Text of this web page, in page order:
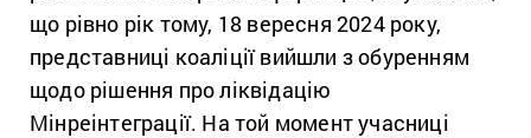
що рівно рік тому, 18 вересня 2024 року,
представниці коаліції вийшли з обуренням
щодо рішення про ліквідацію
Мінреінтеграції. На той момент учасниці